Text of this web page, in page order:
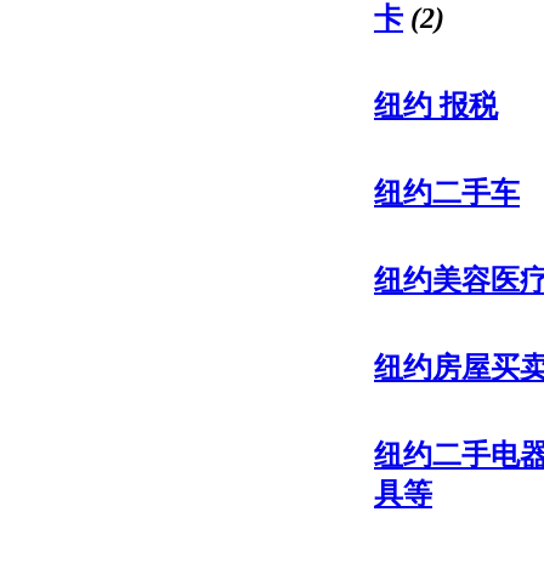
卡 (2)
纽约 报税
纽约二手车
纽约美容医
纽约房屋买
纽约二手电
具等